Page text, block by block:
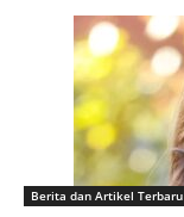
Berita dan Artikel Terbaru